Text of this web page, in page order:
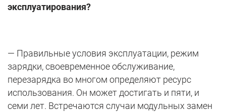
эксплуатирования?
— Правильные условия эксплуатации, режим
зарядки, своевременное обслуживание,
перезарядка во многом определяют ресурс
использования. Он может достигать и пяти, и
семи лет. Встречаются случаи модульных замен